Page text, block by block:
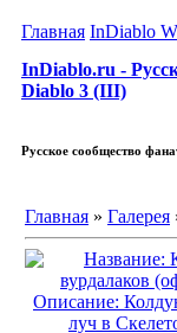
Главная InDiablo
InDiablo.ru -
Diablo 3 (III)
Русское сообщество
Главная » Галерея